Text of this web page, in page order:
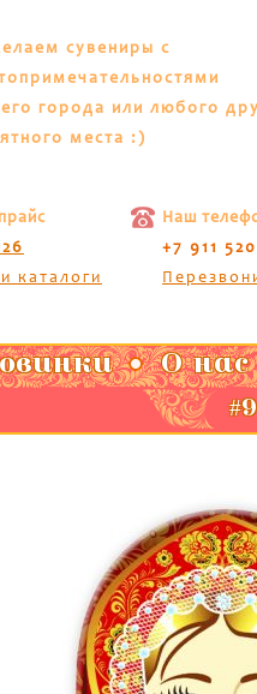
сувениры с
города или любого
места :)
каталоги
Наш
+7 911
О нас